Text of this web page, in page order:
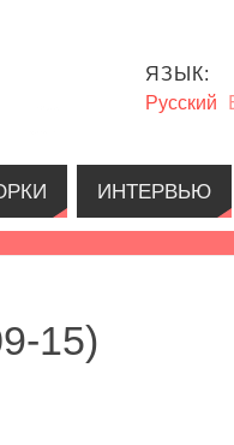
ЯЗЫК:
Русский
ИНТЕРВЬЮ
15)